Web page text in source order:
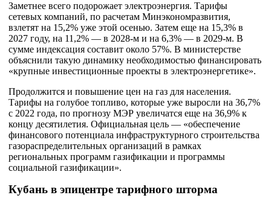
Заметнее всего подорожает электроэнергия. Тарифы
сетевых компаний, по расчетам Минэкономразвития,
взлетят на 15,2% уже этой осенью. Затем еще на 15,3% в
2027 году, на 11,2% — в 2028-м и на 6,3% — в 2029-м. В
сумме индексация составит около 57%. В министерстве
объяснили такую динамику необходимостью финансировать
«крупные инвестиционные проекты в электроэнергетике».
Продолжится и повышение цен на газ для населения.
Тарифы на голубое топливо, которые уже выросли на 36,7%
с 2022 года, по прогнозу МЭР увеличатся еще на 36,9% к
концу десятилетия. Официальная цель — «обеспечение
финансового потенциала инфраструктурного строительства
газораспределительных организаций в рамках
региональных программ газификации и программы
социальной газификации».
Кубань в эпицентре тарифного шторма